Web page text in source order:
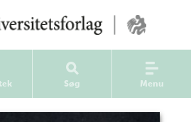
Søg Menu